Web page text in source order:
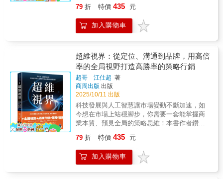
架，讓別人直接套用。范大在這本書裡做到
了。──陳修平｜ShiFu師父課程執行長誠摯推
薦（依姓名筆畫排序）王永福｜簡報與教學教
練．資管博士瓦 基｜「閱讀前哨站」站長無
糖律師｜中廣《法律新觀點》主持人林明樟
（MJ）｜連續創業家暨兩岸三地上市公司指名
度最高的頂尖財報職業講師郝旭烈｜郝聲音
Podcast主持人張敏敏｜CEO高階經理人御用
顧問許景泰｜商戰CXO創辦人愛瑞克｜《命定
之書》作者．TMBA共同創辦人
「我要買」嗎？✅ 客戶買了後會有真的「使
造附加價值的架構 ///─☑附加價值的思考
法： 對於有價值的商品或服務，你要思考的
是…… 「怎麼做才能賣？」→╳ 「為什了
「提供超過顧客需求的功能或內容」→╳這是
浪費，而非附加價值 「精準鎖定客戶的潛在
需求」→○☑基恩斯的3大關鍵策略：顧客導
向、高附加價值商品標準化、全球或業界首次
推出的商品。☑支撐附加價值的2種需求：區分
「顯在需求」和「潛在需求」，並找出連顧客
自己都尚未意識到的需求。☑從6大面向建立附
加價值：提高生產力、改善財務狀況、降低成
向附加價值。◤田尻望──提高附加價值的實績
提高月盈利額達8900萬日圓。■將某業績200億
日圓規模的客服中心，提高月營收達1.4億日
圓。■將某業績50億日圓規模的禮服店，提高月
牌影響力卻愈來愈弱？當所有品牌都使用相同
的AI工具、追逐相同的演算法時，真正失效
的，也許不是流量，而是傳統行銷思維。《行
銷」，開啟品牌影響消費決策的新時代。
從產品、顧客、價值、數位、AI到沉浸式體
驗，行銷不斷演進，其最終目標始終沒有改變
——影響人類心智。生成式AI、大數據、演算
法與沉浸式科技，正在改變人類的思考與消費
模式。今天的消費者，早已不只是使用科技的
人，而是與AI共同接收資訊、搜尋比較、判斷
選擇的「增強型人類」。他們會主動過濾廣
告、快速略過無關資訊，也更依賴科技輔助決
策。因此，行銷7.0不再只是討論如何更有效接
客心智，影響他們的認知、情緒、偏好與決
策？《行銷7.0》是科特勒「行銷X.0」系列的
最新里程碑，也是首次正式將認知科學納入行
79 折 特價 435 元
加入購物車
超維視界：從定位、溝通到品牌，用高倍
率的全局視野打造高勝率的策略行銷
超哥 江仕超 著
商周出版 出版
2025/10/11 出版
科技發展與人工智慧讓市場變動不斷加速，如
今想在市場上站穩腳步，你需要一套能掌握商
業本質、預見全局的策略思維！本書作者鑽研
讀者跳脫單一視角、掌握全局，打造高勝率的
品牌策略。翻開本書，你將學到：▍高倍率的
全局視野從「定、質、利、率」四大面向出
79 折 特價 435 元
加入購物車